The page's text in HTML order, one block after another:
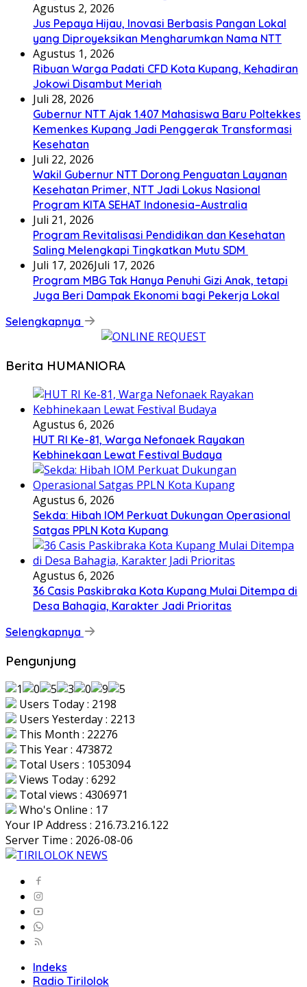
Agustus 2, 2026
Jus Pepaya Hijau, Inovasi Berbasis Pangan Lokal
yang Diproyeksikan Mengharumkan Nama NTT
Agustus 1, 2026
Ribuan Warga Padati CFD Kota Kupang, Kehadiran
Jokowi Disambut Meriah
Juli 28, 2026
Gubernur NTT Ajak 1.407 Mahasiswa Baru Poltekkes
Kemenkes Kupang Jadi Penggerak Transformasi
Kesehatan
Juli 22, 2026
Wakil Gubernur NTT Dorong Penguatan Layanan
Kesehatan Primer, NTT Jadi Lokus Nasional
Program KITA SEHAT Indonesia–Australia
Juli 21, 2026
Program Revitalisasi Pendidikan dan Kesehatan
Saling Melengkapi Tingkatkan Mutu SDM
Juli 17, 2026Juli 17, 2026
Program MBG Tak Hanya Penuhi Gizi Anak, tetapi
Juga Beri Dampak Ekonomi bagi Pekerja Lokal
Selengkapnya
Berita HUMANIORA
Agustus 6, 2026
HUT RI Ke-81, Warga Nefonaek Rayakan
Kebhinekaan Lewat Festival Budaya
Agustus 6, 2026
Sekda: Hibah IOM Perkuat Dukungan Operasional
Satgas PPLN Kota Kupang
Agustus 6, 2026
36 Casis Paskibraka Kota Kupang Mulai Ditempa di
Desa Bahagia, Karakter Jadi Prioritas
Selengkapnya
Pengunjung
Users Today : 2198
Users Yesterday : 2213
This Month : 22276
This Year : 473872
Total Users : 1053094
Views Today : 6292
Total views : 4306971
Who's Online : 17
Your IP Address : 216.73.216.122
Server Time : 2026-08-06
Indeks
Radio Tirilolok